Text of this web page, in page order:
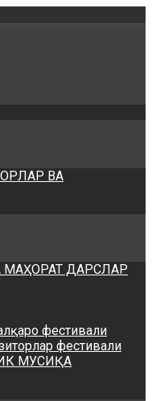
ВА
ДАРСЛАР
фестивали
фестивали
МУСИҚА